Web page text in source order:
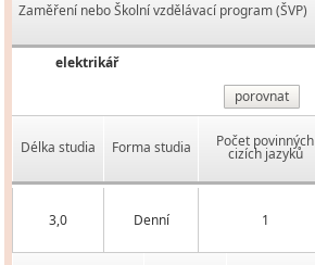
Zaměření nebo Školní vzdělávací program (ŠVP)
elektrikář
porovnat
Délka studia Forma studia Počet povinných
cizích jazyků
3,0 Denní 1